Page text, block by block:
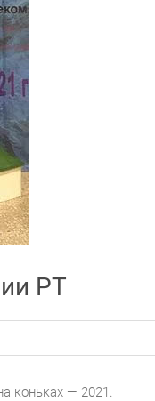
РТ
коньках — 2021.